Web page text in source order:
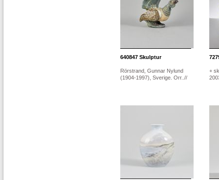
640847 Skulptur
Rörstrand, Gunnar Nylund
(1904-1997), Sverige. Orr..//
+